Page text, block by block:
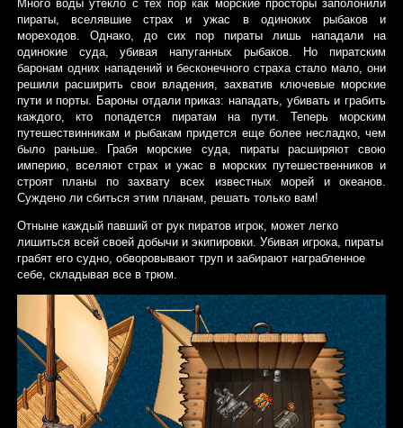
Много воды утекло с тех пор как морские просторы заполонили
пираты, вселявшие страх и ужас в одиноких рыбаков и
мореходов. Однако, до сих пор пираты лишь нападали на
одинокие суда, убивая напуганных рыбаков. Но пиратским
баронам одних нападений и бесконечного страха стало мало, они
решили расширить свои владения, захватив ключевые морские
пути и порты. Бароны отдали приказ: нападать, убивать и грабить
каждого, кто попадется пиратам на пути. Теперь морским
путешествинникам и рыбакам придется еще более несладко, чем
было раньше. Грабя морские суда, пираты расширяют свою
империю, вселяют страх и ужас в морских путешественников и
строят планы по захвату всех известных морей и океанов.
Суждено ли сбиться этим планам, решать только вам!
Отныне каждый павший от рук пиратов игрок, может легко
лишиться всей своей добычи и экипировки. Убивая игрока, пираты
грабят его судно, обворовывают труп и забирают награбленное
себе, складывая все в трюм.